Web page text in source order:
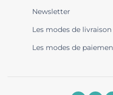
Newsletter
Les modes de livraison
Les modes de